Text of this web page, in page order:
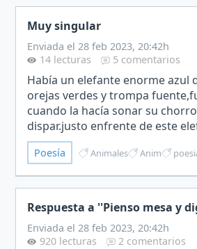
Muy singular
Enviada el 28 feb 2023, 20:42h
14 lecturas
5 comentarios
Había un elefante enorme azul
orejas verdes y trompa
cuando la hacía sonar su
dispar.justo enfrente de este
singular, se encontraba una
salada,tenía fama por sus bro…
Poesía Animales Anim
Respuesta a ''Pienso mesa y
Enviada el 28 feb 2023, 20:42h
920 lecturas
2 comentarios